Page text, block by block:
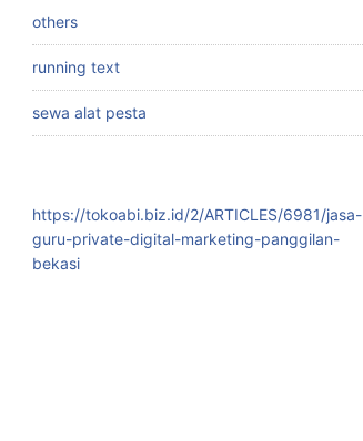
others
running text
sewa alat pesta
https://tokoabi.biz.id/2/ARTICLES/6981/jasa-
guru-private-digital-marketing-panggilan-
bekasi